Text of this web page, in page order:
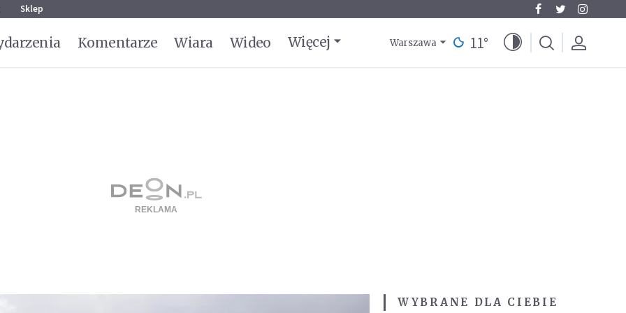
Sklep
Komentarze Wiara Wideo Więcej Warszawa 11°
WYBRANE DLA CIEBIE